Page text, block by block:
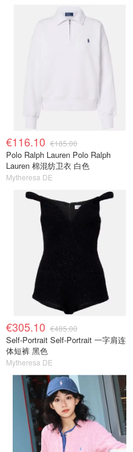
€116.10 €185.00
Polo Ralph Lauren Polo Ralph
Lauren 棉混纺卫衣 白色
Mytheresa DE
€305.10 €485.00
Self-Portrait Self-Portrait 一字肩连
体短裤 黑色
Mytheresa DE